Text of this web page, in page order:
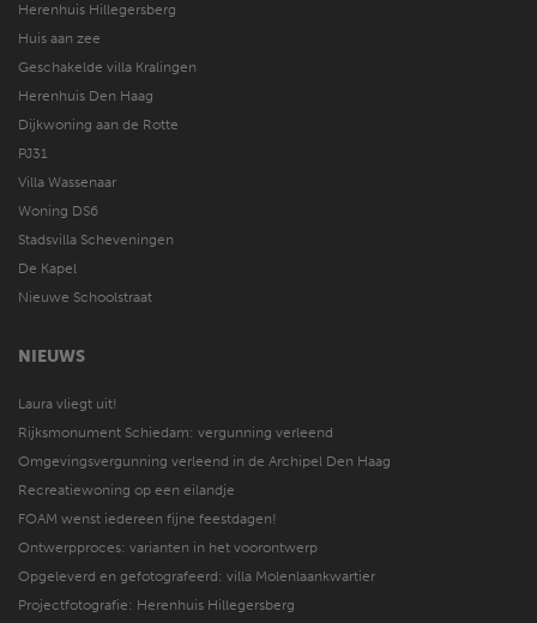
Herenhuis Hillegersberg
Huis aan zee
Geschakelde villa Kralingen
Herenhuis Den Haag
Dijkwoning aan de Rotte
PJ31
Villa Wassenaar
Woning DS6
Stadsvilla Scheveningen
De Kapel
Nieuwe Schoolstraat
NIEUWS
Laura vliegt uit!
Rijksmonument Schiedam: vergunning verleend
Omgevingsvergunning verleend in de Archipel Den Haag
Recreatiewoning op een eilandje
FOAM wenst iedereen fijne feestdagen!
Ontwerpproces: varianten in het voorontwerp
Opgeleverd en gefotografeerd: villa Molenlaankwartier
Projectfotografie: Herenhuis Hillegersberg